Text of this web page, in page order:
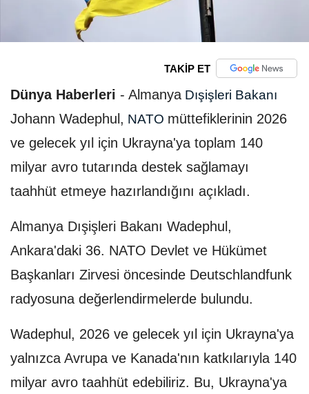
TAKİP ET
Dünya Haberleri - AlmanyaDışişleri Bakanı
Johann Wadephul, NATO müttefiklerinin 2026
ve gelecek yıl için Ukrayna'ya toplam 140
milyar avro tutarında destek sağlamayı
taahhüt etmeye hazırlandığını açıkladı.
Almanya Dışişleri Bakanı Wadephul,
Ankara'daki 36.⁠ ⁠NATO Devlet ve Hükümet
Başkanları Zirvesi öncesinde Deutschlandfunk
radyosuna değerlendirmelerde bulundu.
Wadephul, 2026 ve gelecek yıl için Ukrayna'ya
yalnızca Avrupa ve Kanada'nın katkılarıyla 140
milyar avro taahhüt edebiliriz. Bu, Ukrayna'ya